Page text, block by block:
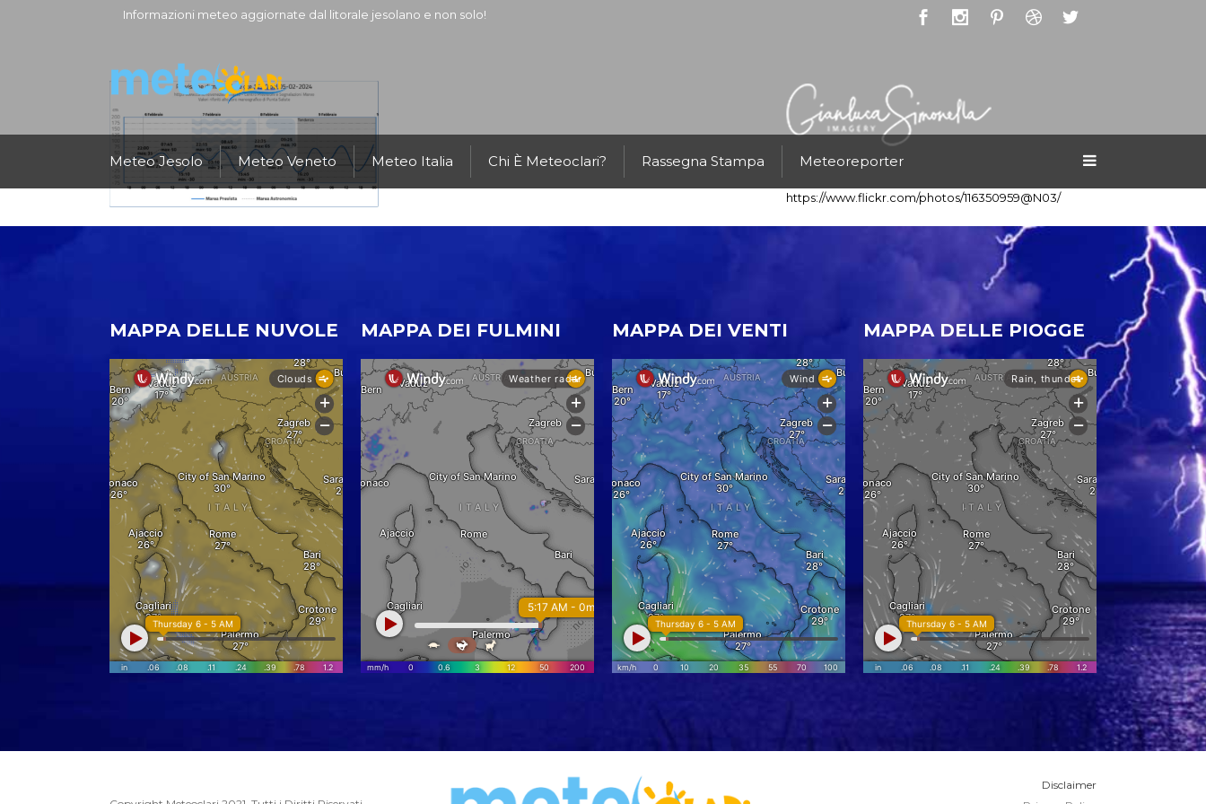
Informazioni meteo aggiornate dal litorale jesolano e non solo!
https://www.flickr.com/photos/116350959@N03/
Meteo Jesolo Meteo Veneto Meteo Italia Chi È Meteoclari? Rassegna Stampa Meteoreporter
MAPPA DELLE NUVOLE MAPPA DEI FULMINI MAPPA DEI VENTI MAPPA DELLE PIOGGE
Disclaimer